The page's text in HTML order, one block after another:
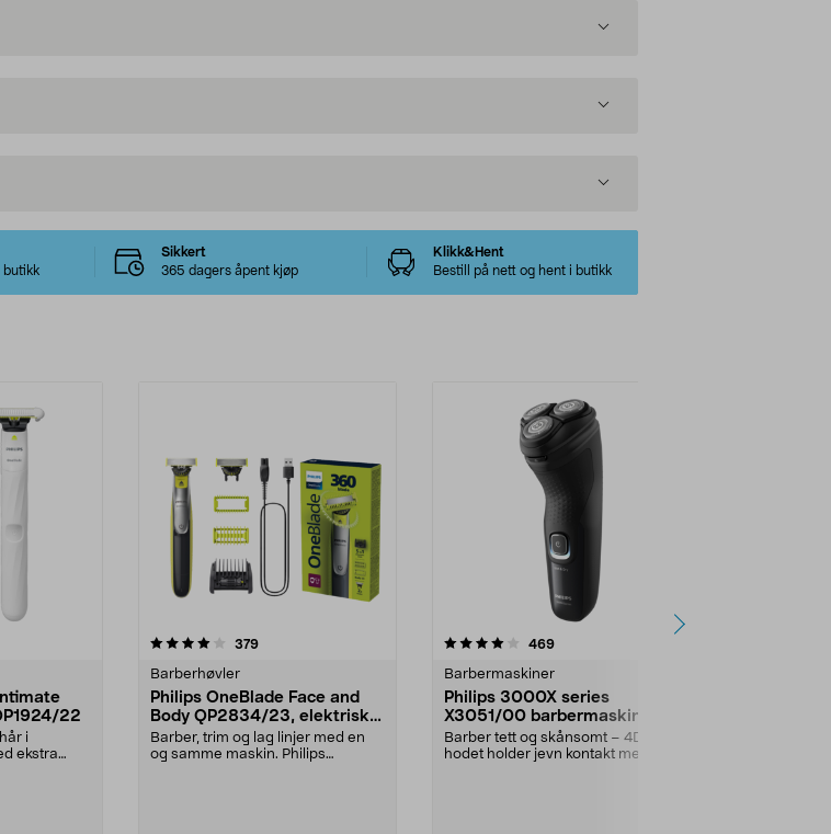
butikk
Sikkert
365 dagers åpent kjøp
Klikk&Hent
Bestill på nett og hent i butikk
22
i
ekstra
379anmeldelser
Barberhøvler
Philips OneBlade Face and
Body QP2834/23, elektrisk
barberhøvel
Barber, trim og lag linjer med en
og samme maskin. Philips
4.0 av 5 stjerner 469anmeldelser
Barbermaskiner
Philips 3000X series
X3051/00 barbermaskin,
vanntett
Barber tett og skånsomt – 4D-
hodet holder jevn kontakt med
4.0 av 5 stjerner